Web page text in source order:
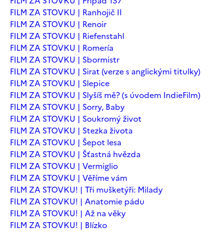
FILM ZA STOVKU | Ranhojič II
FILM ZA STOVKU | Renoir
FILM ZA STOVKU | Riefenstahl
FILM ZA STOVKU | Romería
FILM ZA STOVKU | Sbormistr
FILM ZA STOVKU | Sirat (verze s anglickými titulky)
FILM ZA STOVKU | Slepice
FILM ZA STOVKU | Slyšíš mě? (s úvodem IndieFilm)
FILM ZA STOVKU | Sorry, Baby
FILM ZA STOVKU | Soukromý život
FILM ZA STOVKU | Stezka života
FILM ZA STOVKU | Šepot lesa
FILM ZA STOVKU | Šťastná hvězda
FILM ZA STOVKU | Vermiglio
FILM ZA STOVKU | Věříme vám
FILM ZA STOVKU! | Tři mušketýři: Milady
FILM ZA STOVKU! | Anatomie pádu
FILM ZA STOVKU! | Až na věky
FILM ZA STOVKU! | Blízko